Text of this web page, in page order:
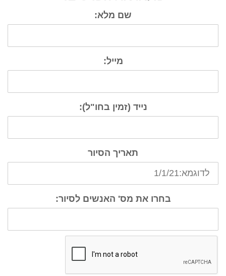
שם מלא:
מייל:
נייד (זמין בחו"ל):
תאריך הסיור
בחרו את מס' האנשים לסיור: